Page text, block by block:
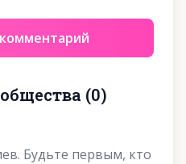
(0)
Будьте первым, кто